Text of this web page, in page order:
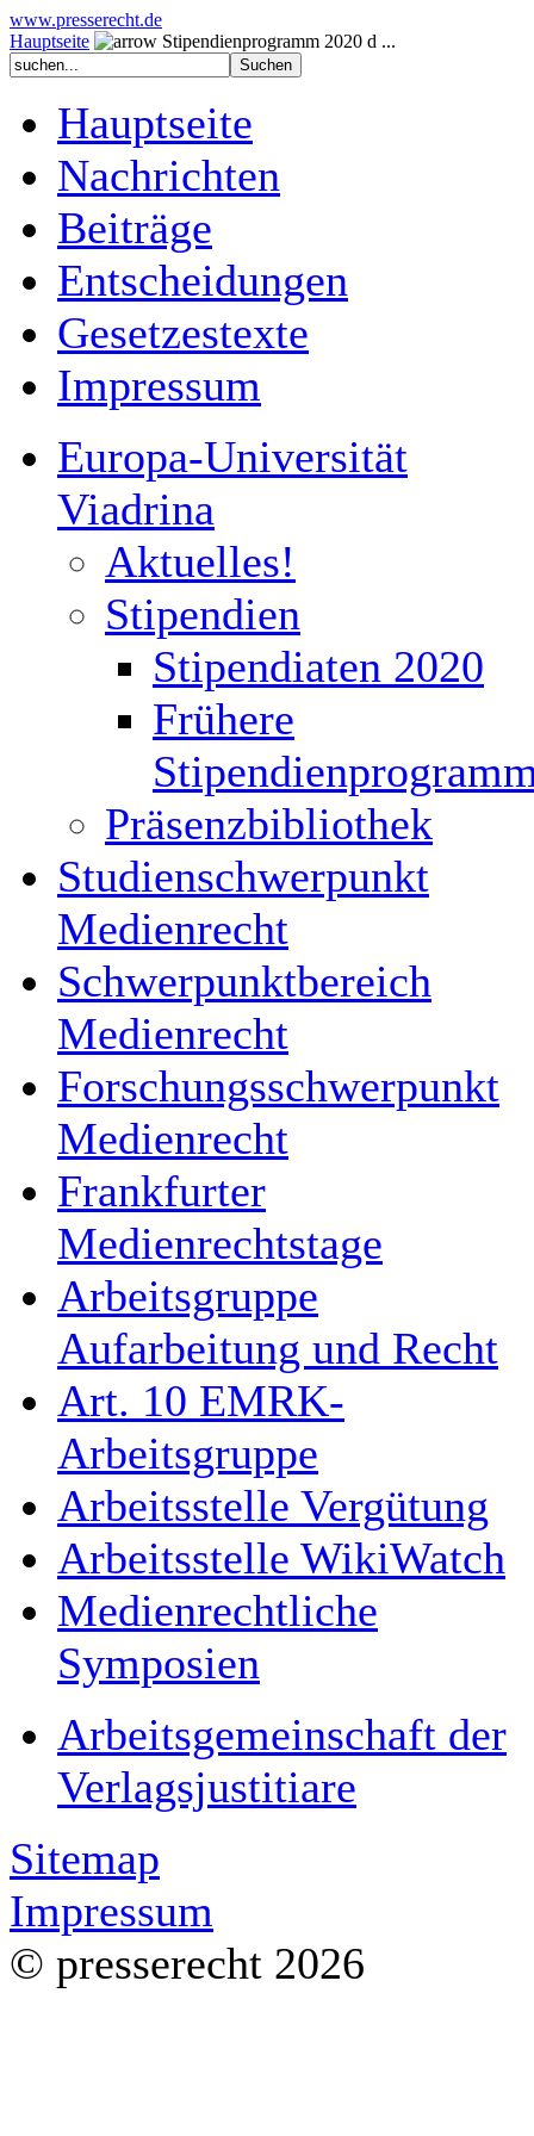
www.presserecht.de
Hauptseite
Stipendienprogramm 2020 d ...
Hauptseite
Nachrichten
Beiträge
Entscheidungen
Gesetzestexte
Impressum
Europa-Universität
Viadrina
Aktuelles!
Stipendien
Stipendiaten 2020
Frühere
Präsenzbibliothek
Studienschwerpunkt
Medienrecht
Schwerpunktbereich
Medienrecht
Forschungsschwerpunkt
Medienrecht
Frankfurter
Medienrechtstage
Arbeitsgruppe
Aufarbeitung und Recht
Art. 10 EMRK-
Arbeitsgruppe
Arbeitsstelle Vergütung
Arbeitsstelle WikiWatch
Medienrechtliche
Symposien
Arbeitsgemeinschaft der
Verlagsjustitiare
Sitemap
Impressum
© presserecht 2026